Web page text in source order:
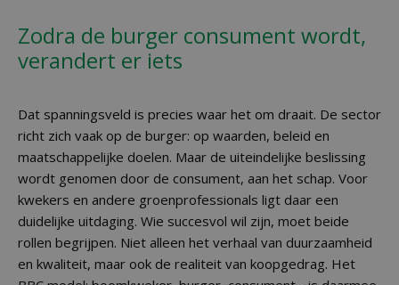
Zodra de burger consument wordt,
verandert er iets
Dat spanningsveld is precies waar het om draait. De sector
richt zich vaak op de burger: op waarden, beleid en
maatschappelijke doelen. Maar de uiteindelijke beslissing
wordt genomen door de consument, aan het schap. Voor
kwekers en andere groenprofessionals ligt daar een
duidelijke uitdaging. Wie succesvol wil zijn, moet beide
rollen begrijpen. Niet alleen het verhaal van duurzaamheid
en kwaliteit, maar ook de realiteit van koopgedrag. Het